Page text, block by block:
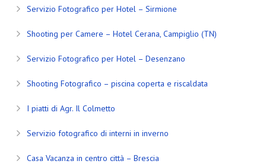
Servizio Fotografico per Hotel – Sirmione
Shooting per Camere – Hotel Cerana, Campiglio (TN)
Servizio Fotografico per Hotel – Desenzano
Shooting Fotografico – piscina coperta e riscaldata
I piatti di Agr. Il Colmetto
Servizio fotografico di interni in inverno
Casa Vacanza in centro città – Brescia